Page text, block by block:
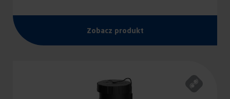
Zobacz produkt